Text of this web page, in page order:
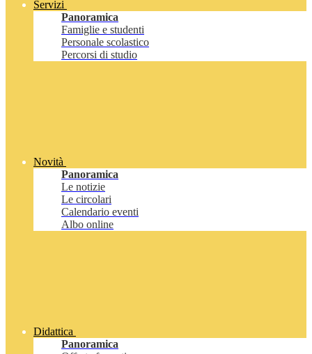
Servizi
Panoramica
Famiglie e studenti
Personale scolastico
Percorsi di studio
Novità
Panoramica
Le notizie
Le circolari
Calendario eventi
Albo online
Didattica
Panoramica